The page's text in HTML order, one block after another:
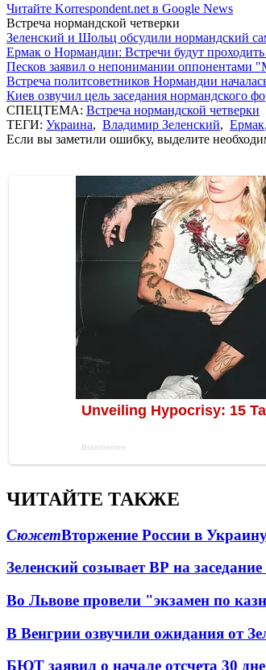
Читайте Korrespondent.net в Google News
Встреча нормандской четверки
Зеленский и Шольц обсудили нормандский
Ермак о Нормандии: Встречи будут
Песков заявил о непонимании оппонентами
Встреча политсоветников Нормандии
Киев озвучил цель заседания нормандского
СПЕЦТЕМА: Встреча нормандской четверки
ТЕГИ: Украина, Владимир Зеленский, Ермак
Если вы заметили ошибку, выделите
ЧИТАЙТЕ ТАКЖЕ
СюжетВторжение России в
Зеленский созывает ВР на
Во Львове провели "экзамен по
В Венгрии озвучили ожидания от
БЮТ заявил о начале отсчета 30